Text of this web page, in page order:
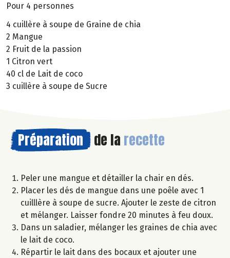
Pour 4 personnes
4 cuillère à soupe de Graine de chia
2 Mangue
2 Fruit de la passion
1 Citron vert
40 cl de Lait de coco
3 cuillère à soupe de Sucre
Préparation de la recette
Peler une mangue et détailler la chair en dés.
Placer les dés de mangue dans une poêle avec 1
cuilllère à soupe de sucre. Ajouter le zeste de citron
et mélanger. Laisser fondre 20 minutes à feu doux.
Dans un saladier, mélanger les graines de chia avec
le lait de coco.
Répartir le lait dans des bocaux et ajouter une